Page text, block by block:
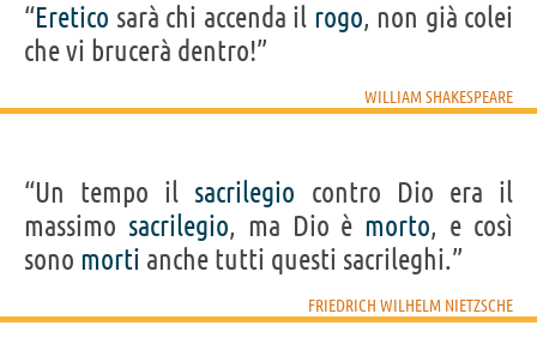
“Eretico sarà chi accenda il rogo, non già colei
che vi brucerà dentro!”
WILLIAM SHAKESPEARE
“Un tempo il sacrilegio contro Dio era il
massimo sacrilegio, ma Dio è morto, e così
sono morti anche tutti questi sacrileghi.”
FRIEDRICH WILHELM NIETZSCHE